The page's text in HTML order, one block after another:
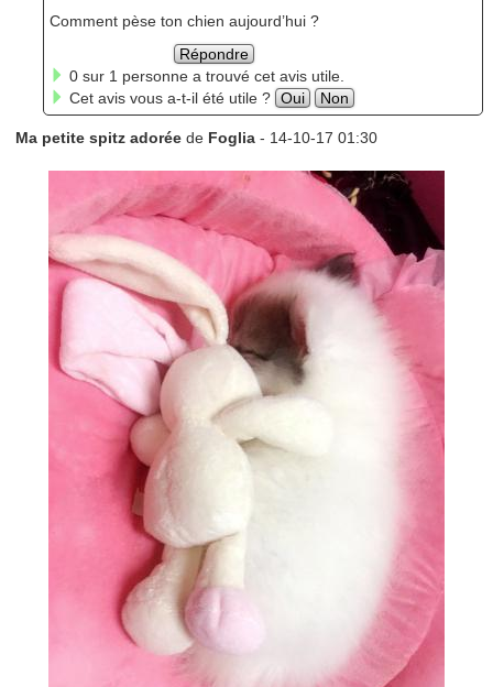
Comment pèse ton chien aujourd’hui ?
Répondre
0 sur 1 personne a trouvé cet avis utile.
Cet avis vous a-t-il été utile ? Oui Non
Ma petite spitz adorée de Foglia - 14-10-17 01:30